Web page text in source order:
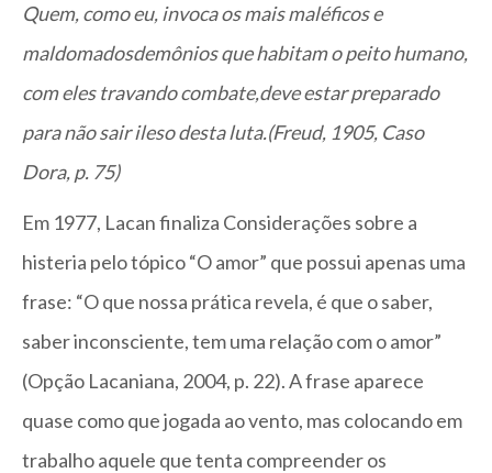
Quem, como eu, invoca os mais maléficos e
maldomadosdemônios que habitam o peito humano,
com eles travando combate,deve estar preparado
para não sair ileso desta luta.(Freud, 1905, Caso
Dora, p. 75)
Em 1977, Lacan finaliza Considerações sobre a
histeria pelo tópico “O amor” que possui apenas uma
frase: “O que nossa prática revela, é que o saber,
saber inconsciente, tem uma relação com o amor”
(Opção Lacaniana, 2004, p. 22). A frase aparece
quase como que jogada ao vento, mas colocando em
trabalho aquele que tenta compreender os